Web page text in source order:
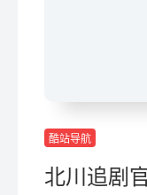
酷站导航
北川追剧